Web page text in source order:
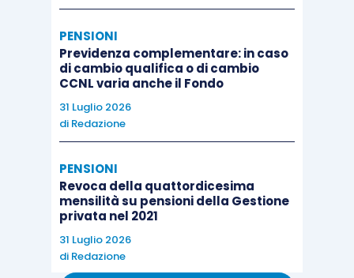
l’articolo 2103, cod. civ., riferibile alla
prestazione di lavoro del lavoratore
subordinato e, segnatamente, alle
mansioni in quel contesto assegnate;
il D.Lgs. 104/2022, relativo alle condizioni
di lavoro trasparenti e prevedibili.
Più nel dettaglio, gli articoli 41-47, D.Lgs.
81/2015, disciplinano il contratto di
apprendistato, nelle sue diverse declinazioni,
facendo costantemente riferimento alle
qualifiche e “qualificazioni
PENSIONI
Previdenza complementare: in caso
di cambio qualifica o di cambio
CCNL varia anche il Fondo
31 Luglio 2026
di Redazione
PENSIONI
Revoca della quattordicesima
mensilità su pensioni della Gestione
privata nel 2021
31 Luglio 2026
di Redazione